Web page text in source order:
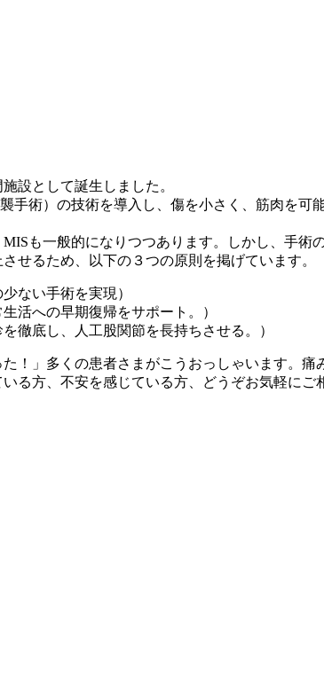
設として誕生しました。
手術）の技術を導入し、傷を小さく、筋肉を
も一般的になりつつあります。しかし、手術
せるため、以下の３つの原則を掲げています。
ない手術を実現）
活への早期復帰をサポート。）
徹底し、人工股関節を長持ちさせる。）
！」多くの患者さまがこうおっしゃいます。
る方、不安を感じている方、どうぞお気軽にご